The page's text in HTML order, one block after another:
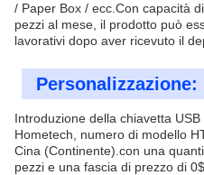
/ Paper Box / ecc.Con capacità
pezzi al mese, il prodotto può
lavorativi dopo aver ricevuto il
Personalizzazione:
Introduzione della chiavetta
Hometech, numero di modello
Cina (Continente).con una
pezzi e una fascia di prezzo di